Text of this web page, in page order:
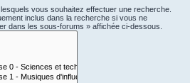
vous souhaitez effectuer une recherche.
inclus dans la recherche si vous ne
dans les sous-forums » affichée ci-dessous.